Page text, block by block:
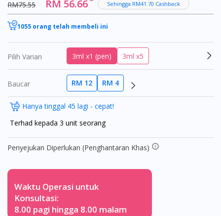
RM75.55 RM 56.66 Sehingga RM41.70 Cashback
1055 orang telah membeli ini
Pilih Varian 3ml x1 (pen) 3ml x5
Baucar RM 12 RM 4
Hanya tinggal 45 lagi - cepat!
Terhad kepada 3 unit seorang
Penyejukan Diperlukan (Penghantaran Khas)
Waktu Operasi untuk
Konsultasi:
8.00 pagi hingga 8.00 malam